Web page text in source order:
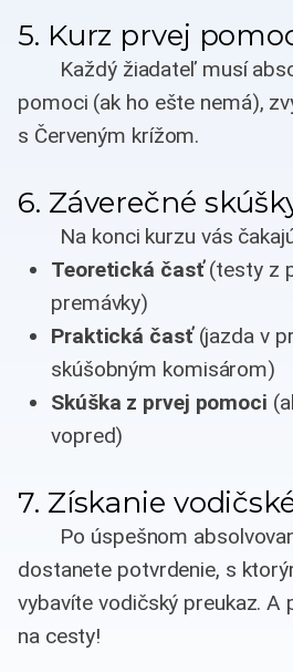
5. Kurz prvej
Každý žiadateľ musí
pomoci (ak ho ešte nemá),
s Červeným krížom.
6. Záverečné
Na konci kurzu vás
Teoretická časť(testy z
premávky)
Praktická časť(jazda v
skúšobným komisárom)
Skúška z prvej pomoci
vopred)
7. Získanie
Po úspešnom
dostanete potvrdenie, s
vybavíte vodičský preukaz. A
na cesty!